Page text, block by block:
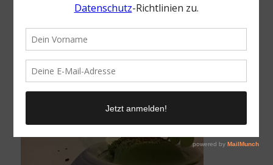
Nagaya Düsseldorf | Ralf Bos |